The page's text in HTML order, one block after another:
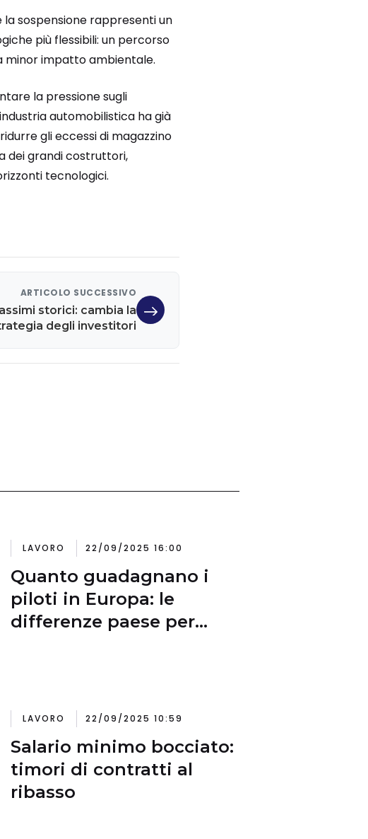
sospensione rappresenti un
più flessibili: un percorso
minor impatto ambientale.
la pressione sugli
automobilistica ha già
gli eccessi di magazzino
dei grandi costruttori,
tecnologici.
ARTICOLO SUCCESSIVO
storici: cambia la
degli investitori
LAVORO 22/09/2025 16:00
Quanto guadagnano i
piloti in Europa: le
differenze paese per
LAVORO 22/09/2025 10:59
Salario minimo bocciato:
timori di contratti al
ribasso